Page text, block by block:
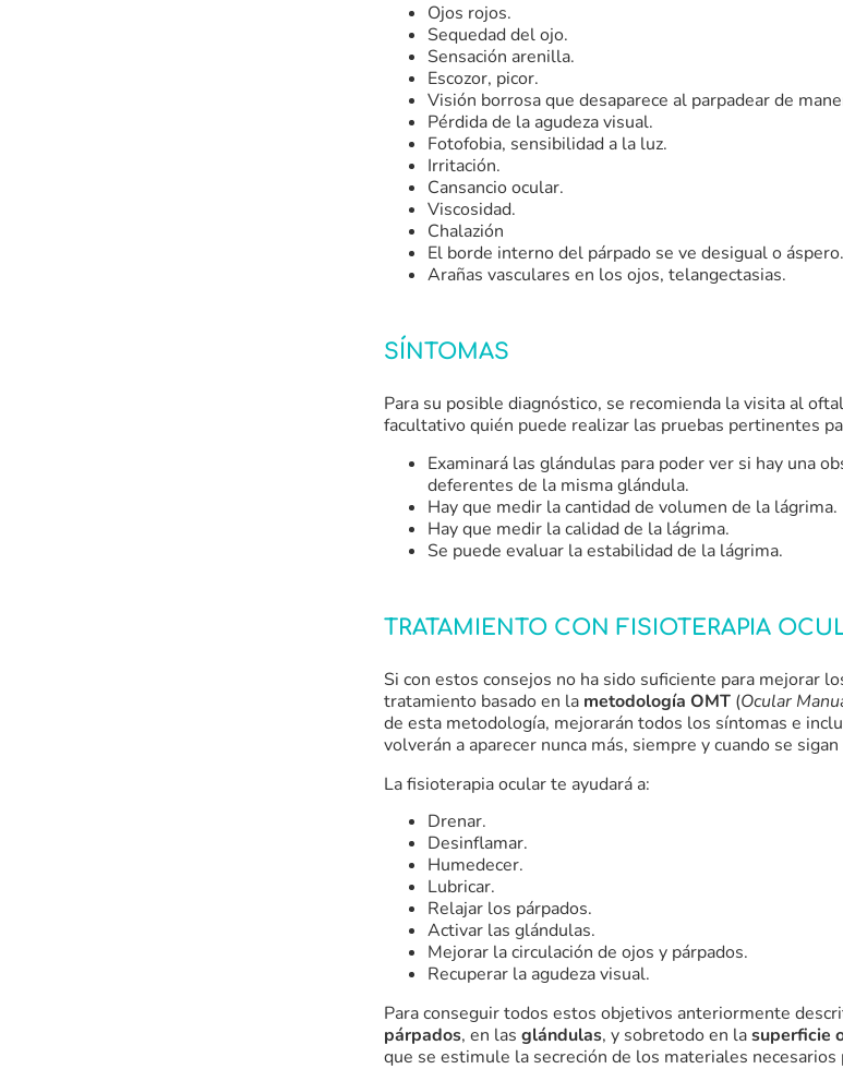
Ojos rojos.
Sequedad del ojo.
Sensación arenilla.
Escozor, picor.
Visión borrosa que desaparece al parpadear de
Pérdida de la agudeza visual.
Fotofobia, sensibilidad a la luz.
Irritación.
Cansancio ocular.
Viscosidad.
Chalazión
El borde interno del párpado se ve desigual o áspero.
Arañas vasculares en los ojos, telangectasias.
SÍNTOMAS
Para su posible diagnóstico, se recomienda la visita al
facultativo quién puede realizar las pruebas pertinentes
Examinará las glándulas para poder ver si hay una
deferentes de la misma glándula.
Hay que medir la cantidad de volumen de la lágrima.
Hay que medir la calidad de la lágrima.
Se puede evaluar la estabilidad de la lágrima.
TRATAMIENTO CON FISIOTERAPIA
Si con estos consejos no ha sido suficiente para mejorar
tratamiento basado en la metodología OMT (Ocular
de esta metodología, mejorarán todos los síntomas e
volverán a aparecer nunca más, siempre y cuando se
La fisioterapia ocular te ayudará a:
Drenar.
Desinflamar.
Humedecer.
Lubricar.
Relajar los párpados.
Activar las glándulas.
Mejorar la circulación de ojos y párpados.
Recuperar la agudeza visual.
Para conseguir todos estos objetivos anteriormente
párpados, en las glándulas, y sobretodo en lasuperficie
que se estimule la secreción de los materiales necesarios